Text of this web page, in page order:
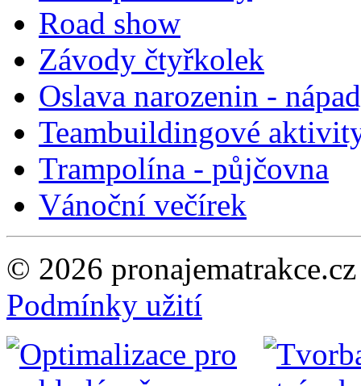
Road show
Závody čtyřkolek
Oslava narozenin -
Teambuildingové
Trampolína - půjčovna
Vánoční večírek
© 2026
Podmínky užití